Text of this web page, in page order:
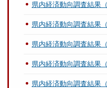
県内経済動向調査結果
県内経済動向調査結果
県内経済動向調査結果
県内経済動向調査結果
県内経済動向調査結果